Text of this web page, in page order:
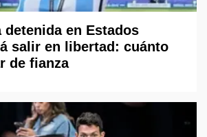
detenida en Estados
salir en libertad: cuánto
de fianza